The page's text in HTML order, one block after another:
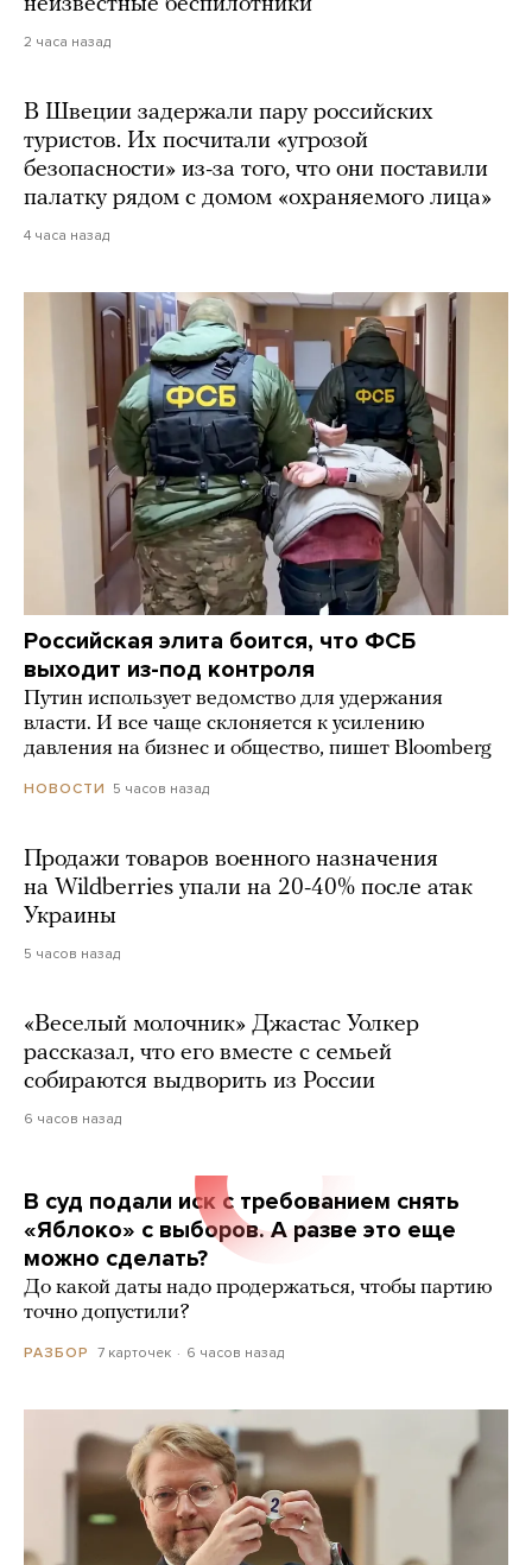
неизвестные беспилотники
2 часа назад
В Швеции задержали пару российских
туристов. Их посчитали «угрозой
безопасности» из-за того, что они поставили
палатку рядом с домом «охраняемого лица»
4 часа назад
Российская элита боится, что ФСБ
выходит из-под контроля
Путин использует ведомство для удержания
власти. И все чаще склоняется к усилению
давления на бизнес и общество, пишет Bloomberg
НОВОСТИ 5 часов назад
Продажи товаров военного назначения
на Wildberries упали на 20-40% после атак
Украины
5 часов назад
«Веселый молочник» Джастас Уолкер
рассказал, что его вместе с семьей
собираются выдворить из России
6 часов назад
В суд подали иск с требованием снять
«Яблоко» с выборов. А разве это еще
можно сделать?
До какой даты надо продержаться, чтобы партию
точно допустили?
РАЗБОР 7 карточек 6 часов назад